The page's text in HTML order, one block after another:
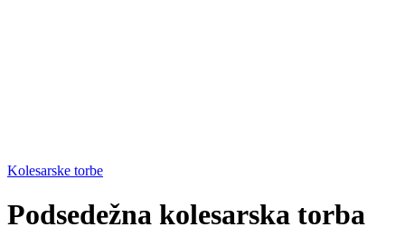
Kolesarske torbe
Podsedežna kolesarska torba